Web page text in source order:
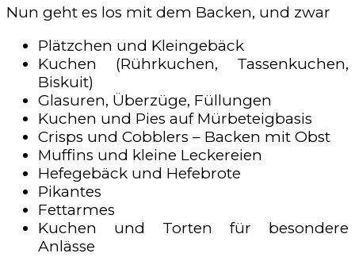
Nun geht es los mit dem Backen, und zwar
Plätzchen und Kleingebäck
Kuchen (Rührkuchen, Tassenkuchen,
Biskuit)
Glasuren, Überzüge, Füllungen
Kuchen und Pies auf Mürbeteigbasis
Crisps und Cobblers – Backen mit Obst
Muffins und kleine Leckereien
Hefegebäck und Hefebrote
Pikantes
Fettarmes
Kuchen und Torten für besondere
Anlässe